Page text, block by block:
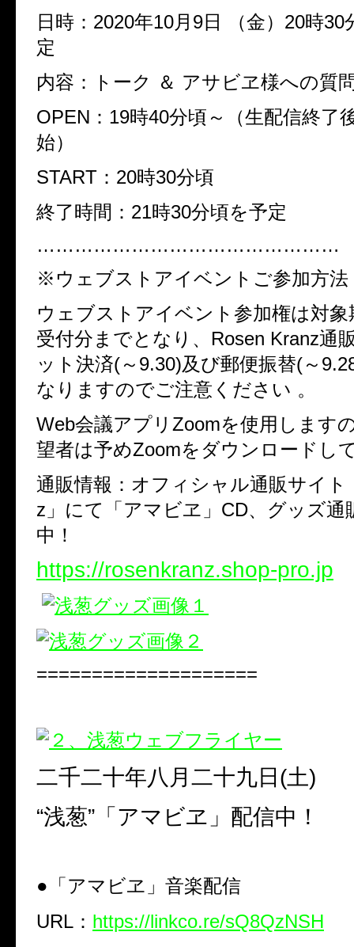
日時：2020年10月9日 （金）20時30
定
内容：トーク ＆ アサビヱ様への質
OPEN：19時40分頃～（生配信終了
始）
START：20時30分頃
終了時間：21時30分頃を予定
…………………………………………
※ウェブストアイベントご参加方法
ウェブストアイベント参加権は対象
受付分までとなり、Rosen Kranz通
ット決済(～9.30)及び郵便振替(～
なりますのでご注意ください 。
Web会議アプリZoomを使用します
望者は予めZoomをダウンロードし
通販情報：オフィシャル通販サイト
z」にて「アマビヱ」CD、グッズ通
中！
https://rosenkranz.shop-pro.jp
====================
二千二十年八月二十九日(土)
“浅葱”「アマビヱ」配信中！
●「アマビヱ」 音楽配信
URL： https://linkco.re/sQ8QzNSH